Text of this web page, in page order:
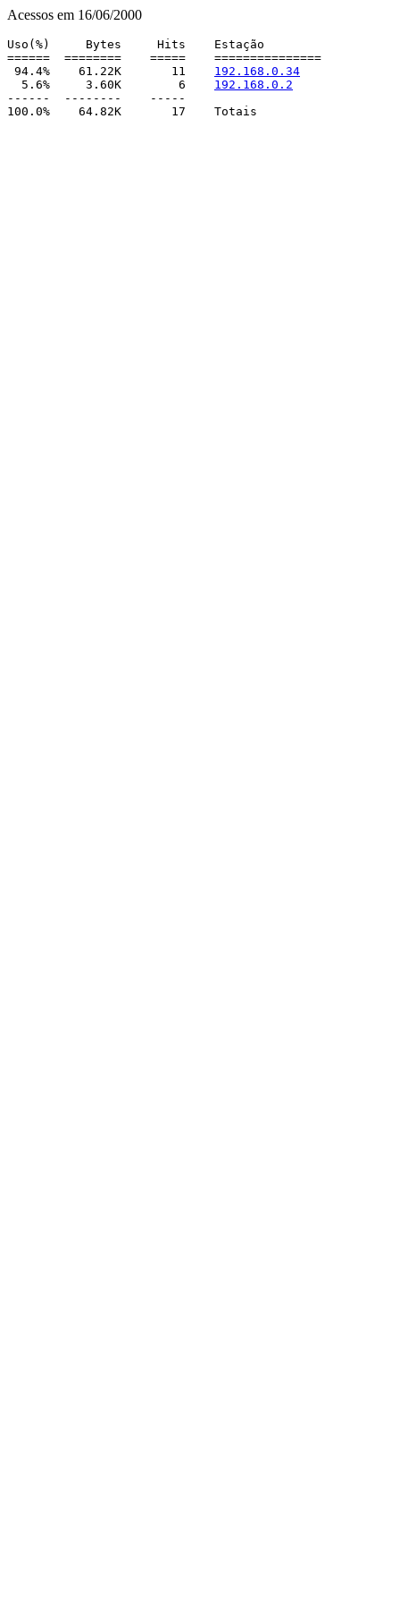
Acessos em 16/06/2000
Uso(%)     Bytes     Hits    Estação
======  ========    =====    ===============
94.4%    61.22K       11 192.168.0.34
  5.6%     3.60K        6
192.168.0.2
------  --------    -----